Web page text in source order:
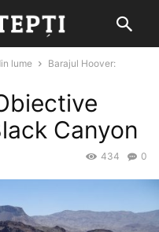
lume
Barajul Hoover:
Canyon
0
434